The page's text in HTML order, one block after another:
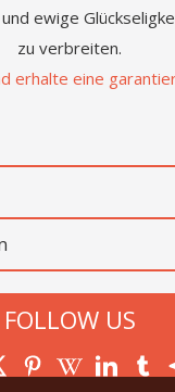
ewige
zu verbreiten.
erhalte eine
FOLLOW US